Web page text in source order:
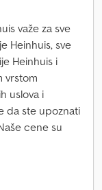
važe za sve
Heinhuis, sve
Heinhuis i
vrstom
uslova i
da ste upoznati
cene su